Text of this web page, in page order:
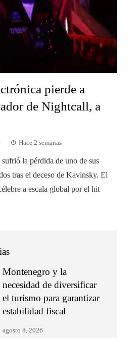
pierde a
de Nightcall, a
Hace 2 semanas
la pérdida de uno de sus
tras el deceso de Kavinsky. El
a escala global por el hit
Montenegro y la
necesidad de diversificar
el turismo para garantizar
estabilidad fiscal
agosto 8, 2026